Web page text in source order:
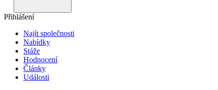
Přihlášení
Najít společnosti
Nabídky
Stáže
Hodnocení
Články
Události